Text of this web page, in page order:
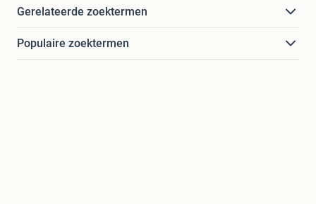
Gerelateerde zoektermen
Populaire zoektermen